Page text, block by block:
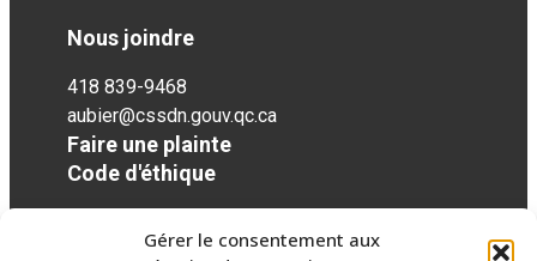
Gérer le consentement aux
Nous joindre
418 839-9468
aubier@cssdn.gouv.qc.ca
Faire une plainte
Code d'éthique